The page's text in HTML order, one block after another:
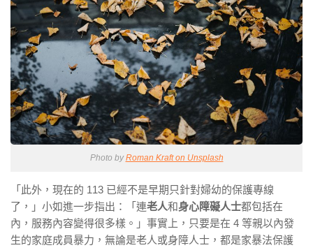
Photo byRoman Kraft on Unsplash
「此外，現在的 113 已經不是早期只針對婦幼的保護專線
了，」小如進一步指出：「連老人和身心障礙人士都包括在
內，服務內容變得很多樣。」事實上，只要是在 4 等親以內發
生的家庭成員暴力，無論是老人或身障人士，都是家暴法保護